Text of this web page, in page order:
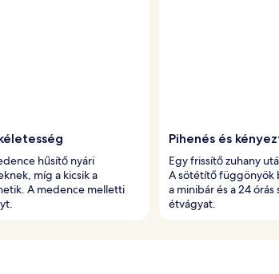
hűsítő nyári
míg a kicsik a
A medence melletti
Pihenés és
Egy frissítő zuhany
A sötétítő függönyök
a minibár és a 24
étvágyat.